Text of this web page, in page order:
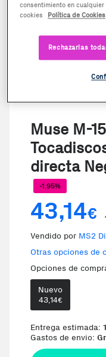
Muse M-
directa
-1,95%
43,14€
Vendido por MS2
Otras opciones de
Opciones de
Nuevo
43,14€
Entrega estimada:
Gastos de envio:
consentimiento en
cookies
Política de Cookies
Rechazarlas